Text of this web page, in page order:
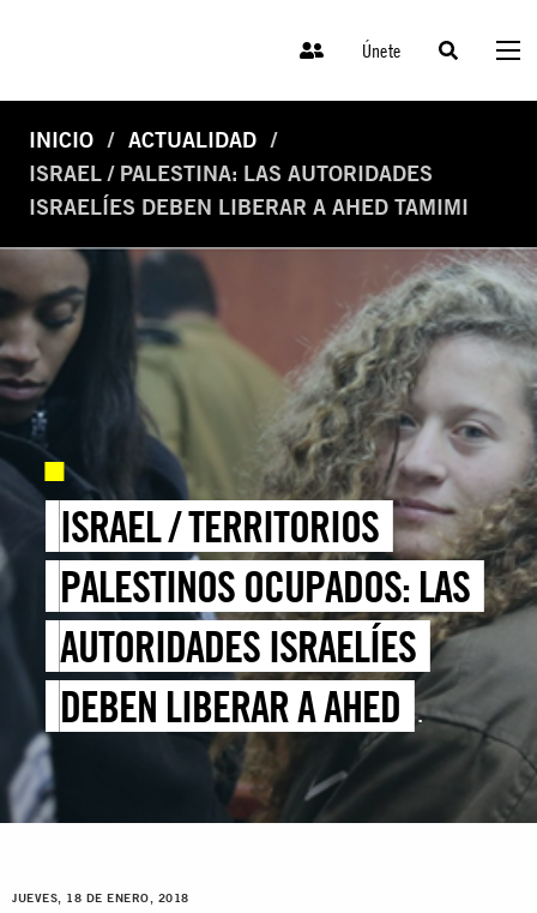
Únete
INICIO
ACTUALIDAD
ISRAEL / PALESTINA: LAS AUTORIDADES
ISRAELÍES DEBEN LIBERAR A AHED TAMIMI
ISRAEL / TERRITORIOS
PALESTINOS OCUPADOS: LAS
AUTORIDADES ISRAELÍES
DEBEN LIBERAR A AHED
TAMIMI DE INMEDIATO
JUEVES, 18 DE ENERO, 2018